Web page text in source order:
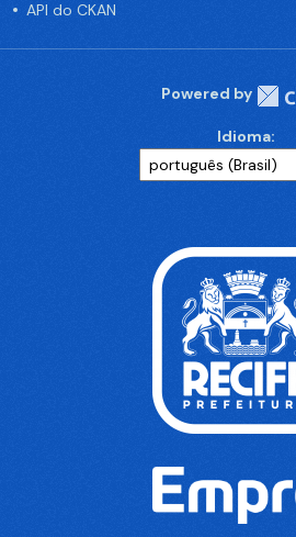
API do CKAN
Powered by
Idioma